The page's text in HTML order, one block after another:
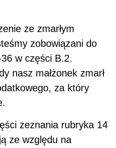
ze zmarłym
zobowiązani do
w części B.2.
nasz małżonek zmarł
za który
zeznania rubryka 14
ze względu na